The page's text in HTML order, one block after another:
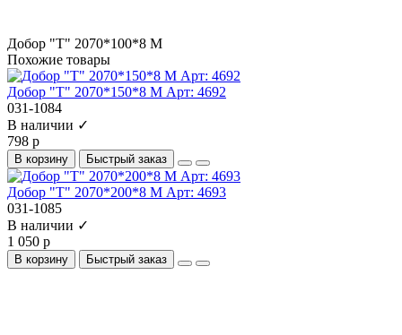
Добор "Т" 2070*100*8 М
Похожие товары
Добор "Т" 2070*150*8 М Арт: 4692
031-1084
В наличии ✓
798 р
В корзину Быстрый заказ
Добор "Т" 2070*200*8 М Арт: 4693
031-1085
В наличии ✓
1 050 р
В корзину Быстрый заказ